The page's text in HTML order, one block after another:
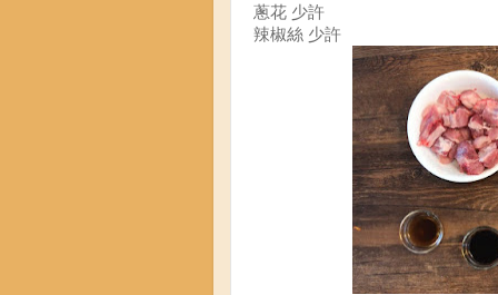
蔥花 少許
辣椒絲 少許